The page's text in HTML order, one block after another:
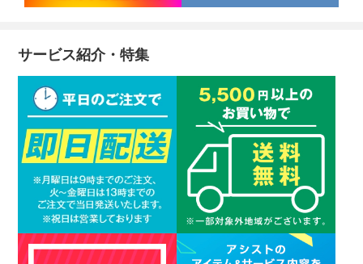
サービス紹介・特集